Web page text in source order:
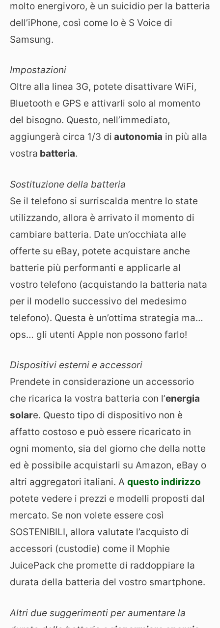
molto energivoro, è un suicidio per la batteria
dell’iPhone, così come lo è S Voice di
Samsung.
Impostazioni
Oltre alla linea 3G, potete disattivare WiFi,
Bluetooth e GPS e attivarli solo al momento
del bisogno. Questo, nell’immediato,
aggiungerà circa 1/3 di autonomia in più alla
vostra batteria.
Sostituzione della batteria
Se il telefono si surriscalda mentre lo state
utilizzando, allora è arrivato il momento di
cambiare batteria. Date un’occhiata alle
offerte su eBay, potete acquistare anche
batterie più performanti e applicarle al
vostro telefono (acquistando la batteria nata
per il modello successivo del medesimo
telefono). Questa è un’ottima strategia ma…
ops… gli utenti Apple non possono farlo!
Dispositivi esterni e accessori
Prendete in considerazione un accessorio
che ricarica la vostra batteria con l’energia
solare. Questo tipo di dispositivo non è
affatto costoso e può essere ricaricato in
ogni momento, sia del giorno che della notte
ed è possibile acquistarli su Amazon, eBay o
altri aggregatori italiani. A questo indirizzo
potete vedere i prezzi e modelli proposti dal
mercato. Se non volete essere così
SOSTENIBILI, allora valutate l’acquisto di
accessori (custodie) come il Mophie
JuicePack che promette di raddoppiare la
durata della batteria del vostro smartphone.
Altri due suggerimenti per aumentare la